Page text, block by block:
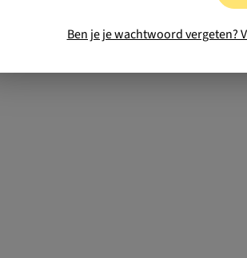
Ben je je wachtwoord vergeten?